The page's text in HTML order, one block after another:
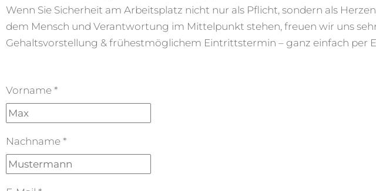
Wenn Sie Sicherheit am Arbeitsplatz nicht nur als Pflicht, sondern als
dem Mensch und Verantwortung im Mittelpunkt stehen, freuen wir uns
Gehaltsvorstellung & frühestmöglichem Eintrittstermin – ganz einfach per
Vorname *
Nachname *